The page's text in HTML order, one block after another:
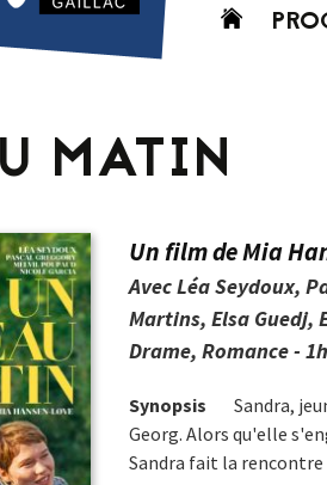
Aller
MATIN
Un film de Mia
Avec Léa Seydoux,
Martins, Elsa Guedj,
Drame, Romance -
Synopsis
Sandra,
Georg. Alors qu'elle
Sandra fait la rencontre